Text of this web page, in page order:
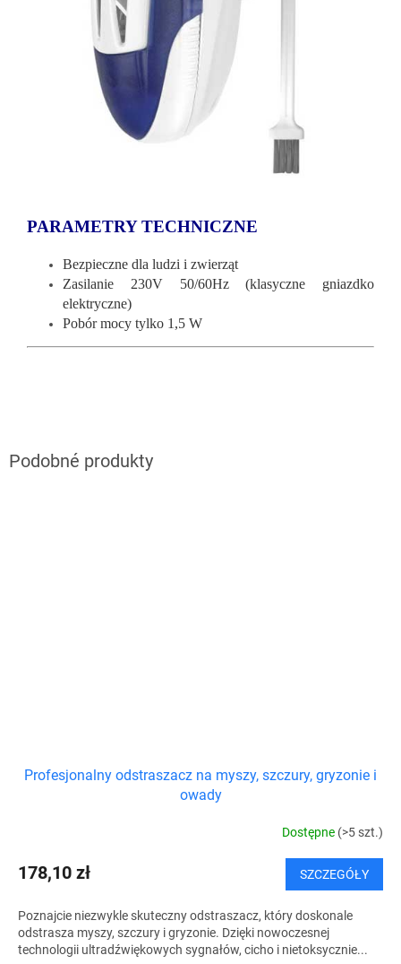
PARAMETRY TECHNICZNE
Bezpieczne dla ludzi i zwierząt
Zasilanie 230V 50/60Hz (klasyczne gniazdko
elektryczne)
Pobór mocy tylko 1,5 W
Profesjonalny odstraszacz na myszy, szczury, gryzonie i
owady
Dostępne (>5 szt.)
178,10 zł SZCZEGÓŁY
Poznajcie niezwykle skuteczny odstraszacz, który doskonale
odstrasza myszy, szczury i gryzonie. Dzięki nowoczesnej
technologii ultradźwiękowych sygnałów, cicho i nietoksycznie...